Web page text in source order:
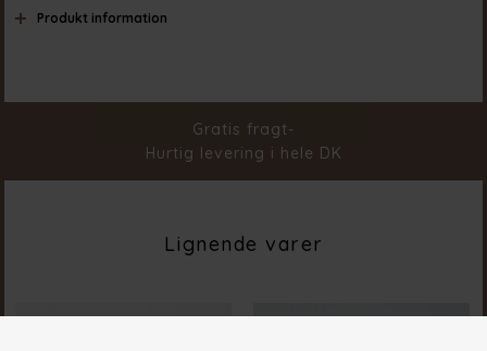
Produkt information
Gratis fragt-
Hurtig levering i hele DK
Lignende varer